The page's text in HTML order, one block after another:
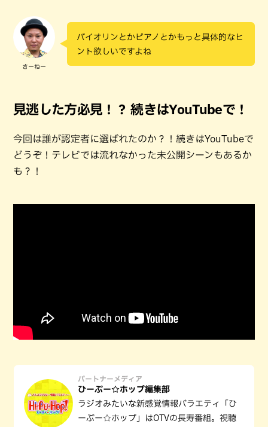
さーねー
バイオリンとかピアノとかもっと具体的なヒ
ント欲しいですよね
見逃した方必見！？ 続きはYouTubeで！
今回は誰が認定者に選ばれたのか？！続きはYouTubeで
どうぞ！テレビでは流れなかった未公開シーンもあるか
も？！
パートナーメディア
ひーぷー☆ホップ編集部
ラジオみたいな新感覚情報バラエティ「ひ
ーぷー☆ホップ」はOTVの長寿番組。視聴